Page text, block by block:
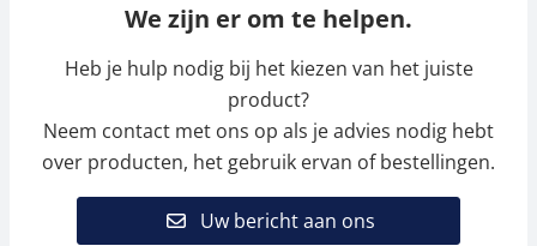
We zijn er om te helpen.
Heb je hulp nodig bij het kiezen van het juiste
product?
Neem contact met ons op als je advies nodig hebt
over producten, het gebruik ervan of bestellingen.
Uw bericht aan ons